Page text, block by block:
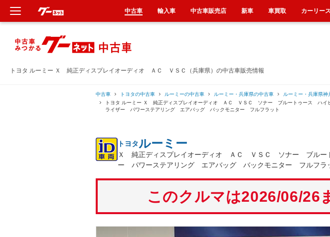
トヨタ ルーミー Ｘ 純正ディスプレイオーディオ ＡＣ ＶＳＣ（兵庫県）の中古車販売情報
中古車 トヨタの中古車 ルーミーの中古車 ルーミー・兵庫県の中古車
ルーミー・兵庫県神
トヨタ ルーミー Ｘ 純正ディスプレイオーディオ ＡＣ ＶＳＣ ソナー ブルートゥース ハ
ライザー パワーステアリング エアバッグ バックモニター フルフラット
トヨタルーミー
Ｘ 純正ディスプレイオーディオ ＡＣ ＶＳＣ ソナー ブル
ー パワーステアリング エアバッグ バックモニター フルフラッ
このクルマは2026/06/26
中古車 輸入車 中古車販売店 新車 車買取 カーリース
新車
中古車